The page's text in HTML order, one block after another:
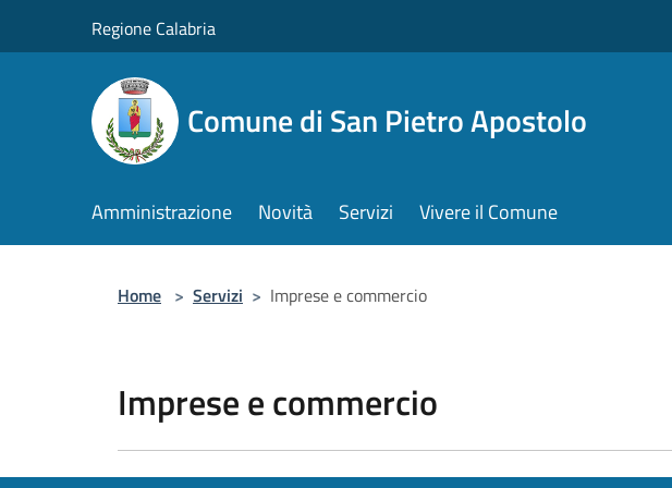
Regione Calabria
Comune di San Pietro Apostolo
Amministrazione Novità Servizi Vivere il Comune
Home > Servizi > Imprese e commercio
Imprese e commercio